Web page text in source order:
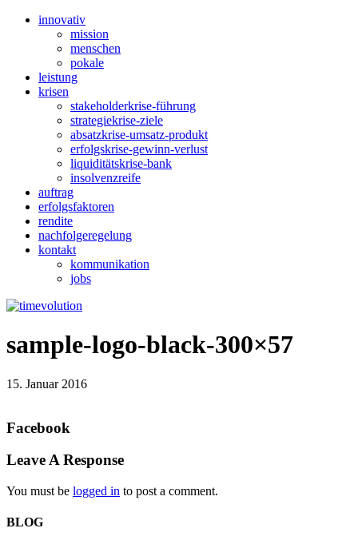
innovativ
mission
menschen
pokale
leistung
krisen
stakeholderkrise-führung
strategiekrise-ziele
absatzkrise-umsatz-produkt
erfolgskrise-gewinn-verlust
liquiditätskrise-bank
insolvenzreife
auftrag
erfolgsfaktoren
rendite
nachfolgeregelung
kontakt
kommunikation
jobs
sample-logo-black-300×57
15. Januar 2016
Facebook
Leave A Response
You must be logged in to post a comment.
BLOG